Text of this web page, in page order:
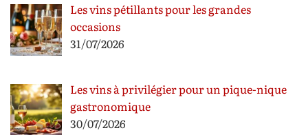
Les vins pétillants pour les grandes
occasions
31/07/2026
Les vins à privilégier pour un pique-nique
gastronomique
30/07/2026